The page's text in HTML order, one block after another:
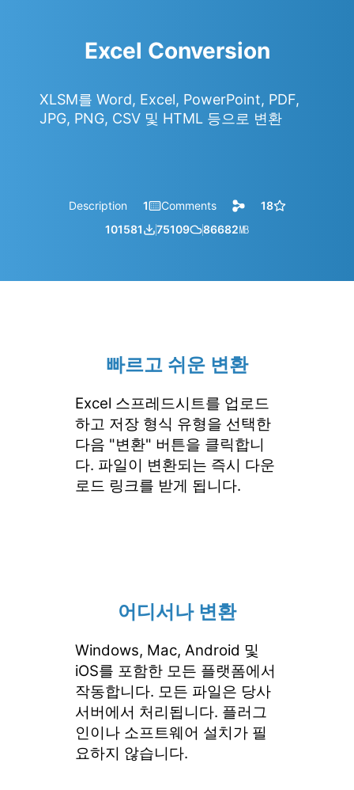
Excel Conversion
XLSM를 Word, Excel, PowerPoint, PDF,
JPG, PNG, CSV 및 HTML 등으로 변환
Description 1 Comments
18
101581
75109 86682㎆︎
빠르고 쉬운 변환
Excel 스프레드시트를 업로드
하고 저장 형식 유형을 선택한
다음 "변환" 버튼을 클릭합니
다. 파일이 변환되는 즉시 다운
로드 링크를 받게 됩니다.
어디서나 변환
Windows, Mac, Android 및
iOS를 포함한 모든 플랫폼에서
작동합니다. 모든 파일은 당사
서버에서 처리됩니다. 플러그
인이나 소프트웨어 설치가 필
요하지 않습니다.